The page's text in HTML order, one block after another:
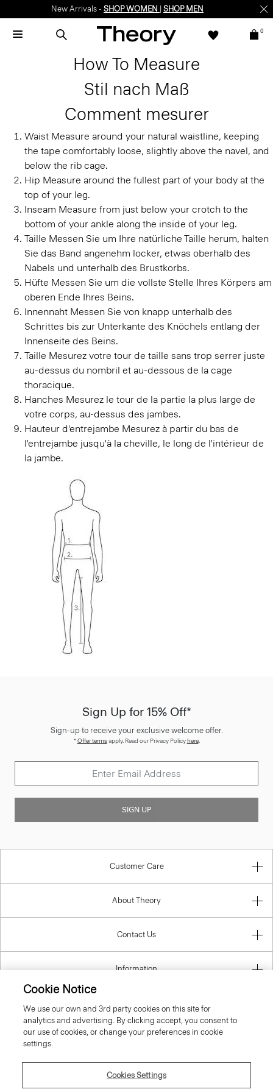
New Arrivals - SHOP WOMEN SHOP MEN
0
How To Measure
Stil nach Maß
Comment mesurer
Waist Measure around your natural waistline, keeping
the tape comfortably loose, slightly above the navel, and
below the rib cage.
Hip Measure around the fullest part of your body at the
top of your leg.
Inseam Measure from just below your crotch to the
bottom of your ankle along the inside of your leg.
Taille Messen Sie um Ihre natürliche Taille herum, halten
Sie das Band angenehm locker, etwas oberhalb des
Nabels und unterhalb des Brustkorbs.
Hüfte Messen Sie um die vollste Stelle Ihres Körpers am
oberen Ende Ihres Beins.
Innennaht Messen Sie von knapp unterhalb des
Schrittes bis zur Unterkante des Knöchels entlang der
Innenseite des Beins.
Taille Mesurez votre tour de taille sans trop serrer juste
au-dessus du nombril et au-dessous de la cage
thoracique.
Hanches Mesurez le tour de la partie la plus large de
votre corps, au-dessus des jambes.
Hauteur d'entrejambe Mesurez à partir du bas de
l'entrejambe jusqu'à la cheville, le long de l'intérieur de
la jambe.
Sign Up for 15% Off*
Sign-up to receive your exclusive welcome offer.
*Offer termsapply. Read our Privacy Policyhere.
SIGN UP
Customer Care
About Theory
Contact Us
Information
Ireland (Republic Of)
Cookie Notice
We use our own and 3rd party cookies on this site for
analytics and advertising. By clicking accept, you consent to
our use of cookies, or change your preferences in cookie
settings.
Cookies Settings